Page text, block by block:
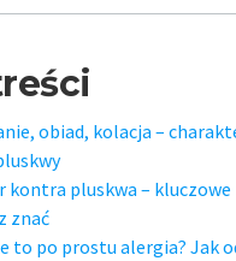
obiad, kolacja –
kontra pluskwa –
znać
to po prostu alergia? Jak